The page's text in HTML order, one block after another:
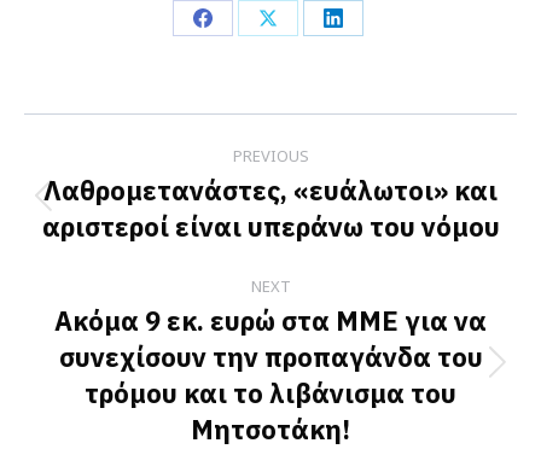
Share
Facebook
Share
X
Share
LinkedIn
navigation
PREVIOUS
Previous
post:
Λαθρομετανάστες, «ευάλωτοι» και
αριστεροί είναι υπεράνω του νόμου
NEXT
Next
post:
Ακόμα 9 εκ. ευρώ στα ΜΜΕ για να
συνεχίσουν την προπαγάνδα του
τρόμου και το λιβάνισμα τoυ
Μητσοτάκη!